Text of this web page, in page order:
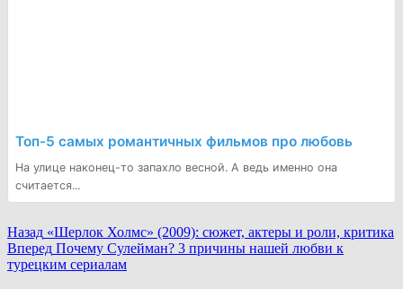
Топ-5 самых романтичных фильмов про любовь
На улице наконец-то запахло весной. А ведь именно она
считается...
Continue
Reading
Назад «Шерлок Холмс» (2009): сюжет, актеры и роли, критика
Вперед Почему Сулейман? 3 причины нашей любви к
турецким сериалам